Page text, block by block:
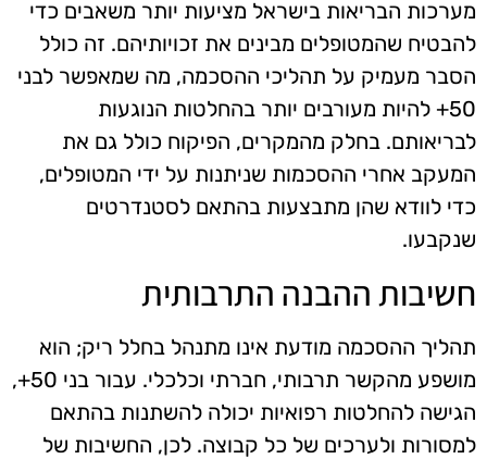
מערכות הבריאות בישראל מציעות יותר משאבים כדי
להבטיח שהמטופלים מבינים את זכויותיהם. זה כולל
הסבר מעמיק על תהליכי ההסכמה, מה שמאפשר לבני
50+ להיות מעורבים יותר בהחלטות הנוגעות
לבריאותם. בחלק מהמקרים, הפיקוח כולל גם את
המעקב אחרי ההסכמות שניתנות על ידי המטופלים,
כדי לוודא שהן מתבצעות בהתאם לסטנדרטים
שנקבעו.
חשיבות ההבנה התרבותית
תהליך ההסכמה מודעת אינו מתנהל בחלל ריק; הוא
מושפע מהקשר תרבותי, חברתי וכלכלי. עבור בני 50+,
הגישה להחלטות רפואיות יכולה להשתנות בהתאם
למסורות ולערכים של כל קבוצה. לכן, החשיבות של